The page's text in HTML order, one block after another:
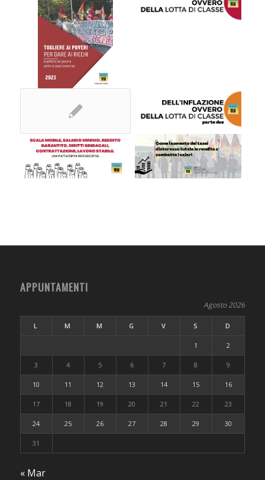
APPUNTAMENTI
Agosto 2026
L M M G V S D
1 2
3 4 5 6 7 8 9
10 11 12 13 14 15 16
17 18 19 20 21 22 23
24 25 26 27 28 29 30
31
« Mar